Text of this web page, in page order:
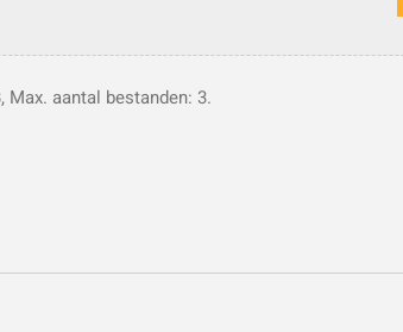
aantal bestanden: 3.